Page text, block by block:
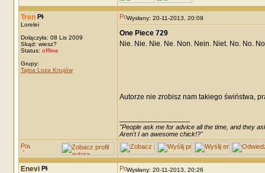
Tren
Lorelei
Dołączyła: 08 Lis 2009
Skąd: wiesz?
Status: offline
Grupy:
Tajna Loża Knujów
Wysłany: 20-11-2013, 20:09
One Piece 729
Nie. Nie. Nie. Ne. Non. Nein. Niet. No. No.
Autorze nie zrobisz nam takiego świństwa,
"People ask me for advice all the time, and they
Aren't I an awesome chick!?"
Enevi Wysłany: 20-11-2013, 20:26